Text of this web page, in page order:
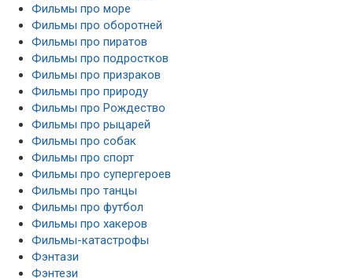
Фильмы про море
Фильмы про оборотней
Фильмы про пиратов
Фильмы про подростков
Фильмы про призраков
Фильмы про природу
Фильмы про Рождество
Фильмы про рыцарей
Фильмы про собак
Фильмы про спорт
Фильмы про супергероев
Фильмы про танцы
Фильмы про футбол
Фильмы про хакеров
Фильмы-катастрофы
Фэнтази
Фэнтези